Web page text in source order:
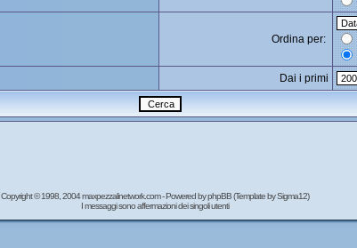
Ordina per:
Dai i primi
Copyright © 1998, 2004 maxpezzalinetwork.com - Powered byphpBB(Template by Sigma12)
I messaggi sono affermazioni dei singoli utenti